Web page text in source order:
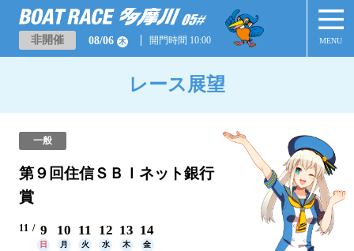
非開催 08/06 木 開門時間 10:00 MENU
レース展望
一般
第９回住信ＳＢＩネット銀行
賞
11 9
日
10
月
11
火
12
水
13
木
14
金